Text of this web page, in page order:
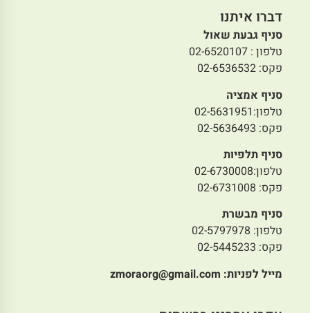
דברו איתנו
סניף גבעת שאול
טלפון : 02-6520107
פקס: 02-6536532
סניף אמציה
טלפון:02-5631951
פקס: 02-5636493
סניף תלפיות
טלפון:02-6730008
פקס: 02-6731008
סניף מבשרת
טלפון: 02-5797978
פקס: 02-5445233
מייל לפניות: zmoraorg@gmail.com